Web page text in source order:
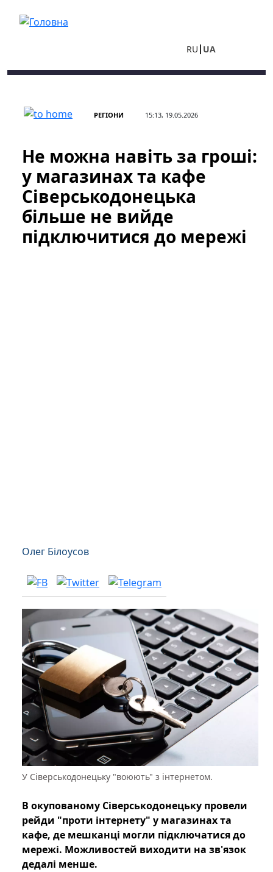
RU UA
РЕГІОНИ 15:13, 19.05.2026
Не можна навіть за гроші:
у магазинах та кафе
Сіверськодонецька
більше не вийде
підключитися до мережі
Олег Білоусов
У Сіверськодонецьку "воюють" з інтернетом.
В окупованому Сіверськодонецьку провели
рейди "проти інтернету" у магазинах та
кафе, де мешканці могли підключатися до
мережі. Можливостей виходити на зв'язок
дедалі менше.